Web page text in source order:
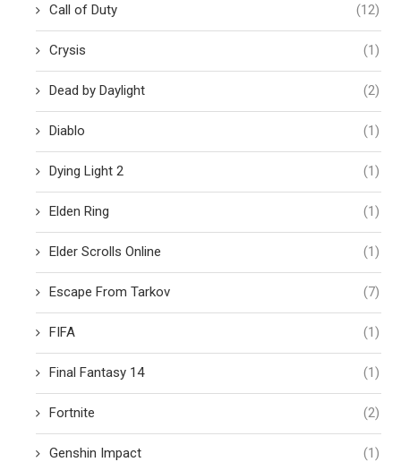
Call of Duty (12)
Crysis (1)
Dead by Daylight (2)
Diablo (1)
Dying Light 2 (1)
Elden Ring (1)
Elder Scrolls Online (1)
Escape From Tarkov (7)
FIFA (1)
Final Fantasy 14 (1)
Fortnite (2)
Genshin Impact (1)